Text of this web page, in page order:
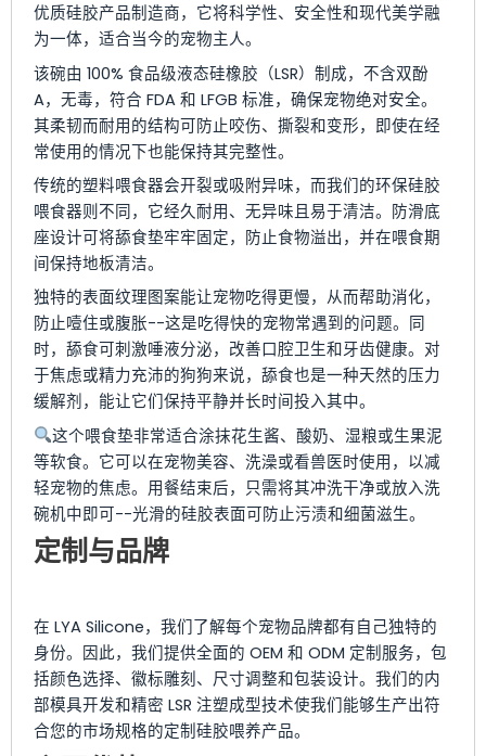
优质硅胶产品制造商，它将科学性、安全性和现代美学融
为一体，适合当今的宠物主人。
该碗由 100% 食品级液态硅橡胶（LSR）制成，不含双酚
A，无毒，符合 FDA 和 LFGB 标准，确保宠物绝对安全。
其柔韧而耐用的结构可防止咬伤、撕裂和变形，即使在经
常使用的情况下也能保持其完整性。
传统的塑料喂食器会开裂或吸附异味，而我们的环保硅胶
喂食器则不同，它经久耐用、无异味且易于清洁。防滑底
座设计可将舔食垫牢牢固定，防止食物溢出，并在喂食期
间保持地板清洁。
独特的表面纹理图案能让宠物吃得更慢，从而帮助消化，
防止噎住或腹胀--这是吃得快的宠物常遇到的问题。同
时，舔食可刺激唾液分泌，改善口腔卫生和牙齿健康。对
于焦虑或精力充沛的狗狗来说，舔食也是一种天然的压力
缓解剂，能让它们保持平静并长时间投入其中。
这个喂食垫非常适合涂抹花生酱、酸奶、湿粮或生果泥
等软食。它可以在宠物美容、洗澡或看兽医时使用，以减
轻宠物的焦虑。用餐结束后，只需将其冲洗干净或放入洗
碗机中即可--光滑的硅胶表面可防止污渍和细菌滋生。
定制与品牌
在 LYA Silicone，我们了解每个宠物品牌都有自己独特的
身份。因此，我们提供全面的 OEM 和 ODM 定制服务，包
括颜色选择、徽标雕刻、尺寸调整和包装设计。我们的内
部模具开发和精密 LSR 注塑成型技术使我们能够生产出符
合您的市场规格的定制硅胶喂养产品。